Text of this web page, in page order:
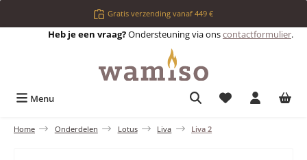
Ga naar de hoofdinhoudGratis verzending vanaf 449 €
Heb je een vraag?Ondersteuning via onscontactformulier.
Menu Je hebt 0 items
Home Onderdelen Lotus Liva Liva 2